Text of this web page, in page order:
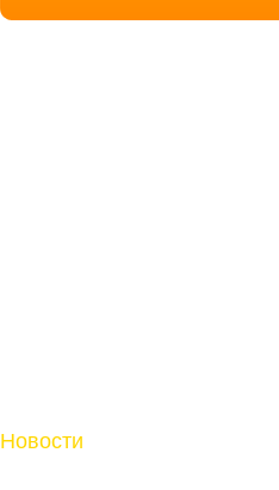
Новости